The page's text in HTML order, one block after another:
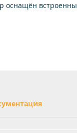
оснащён